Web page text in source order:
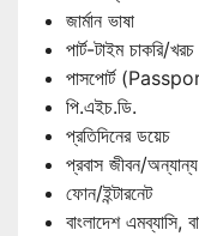
জার্মান ভাষা
পার্ট-টাইম চাকরি/খরচ
পাসপোর্ট
পি.এইচ.ডি.
প্রতিদিনের ডয়েচ
প্রবাস জীবন/অন্যান্য
ফোন/ইন্টারনেট
বাংলাদেশ এমব্যাসি,